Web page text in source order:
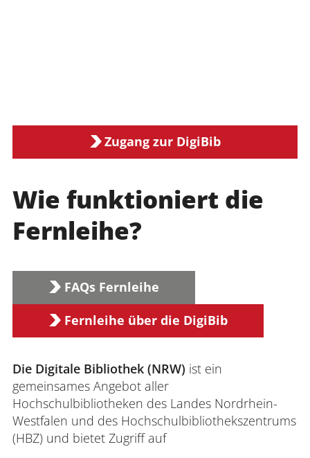
Zugang zur DigiBib
Wie funktioniert die
Fernleihe?
FAQs Fernleihe
Fernleihe über die DigiBib
Die Digitale Bibliothek (NRW) ist ein
gemeinsames Angebot aller
Hochschulbibliotheken des Landes Nordrhein-
Westfalen und des Hochschulbibliothekszentrums
(HBZ) und bietet Zugriff auf